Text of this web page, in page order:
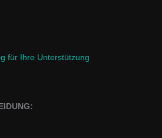
für Ihre Unterstützung